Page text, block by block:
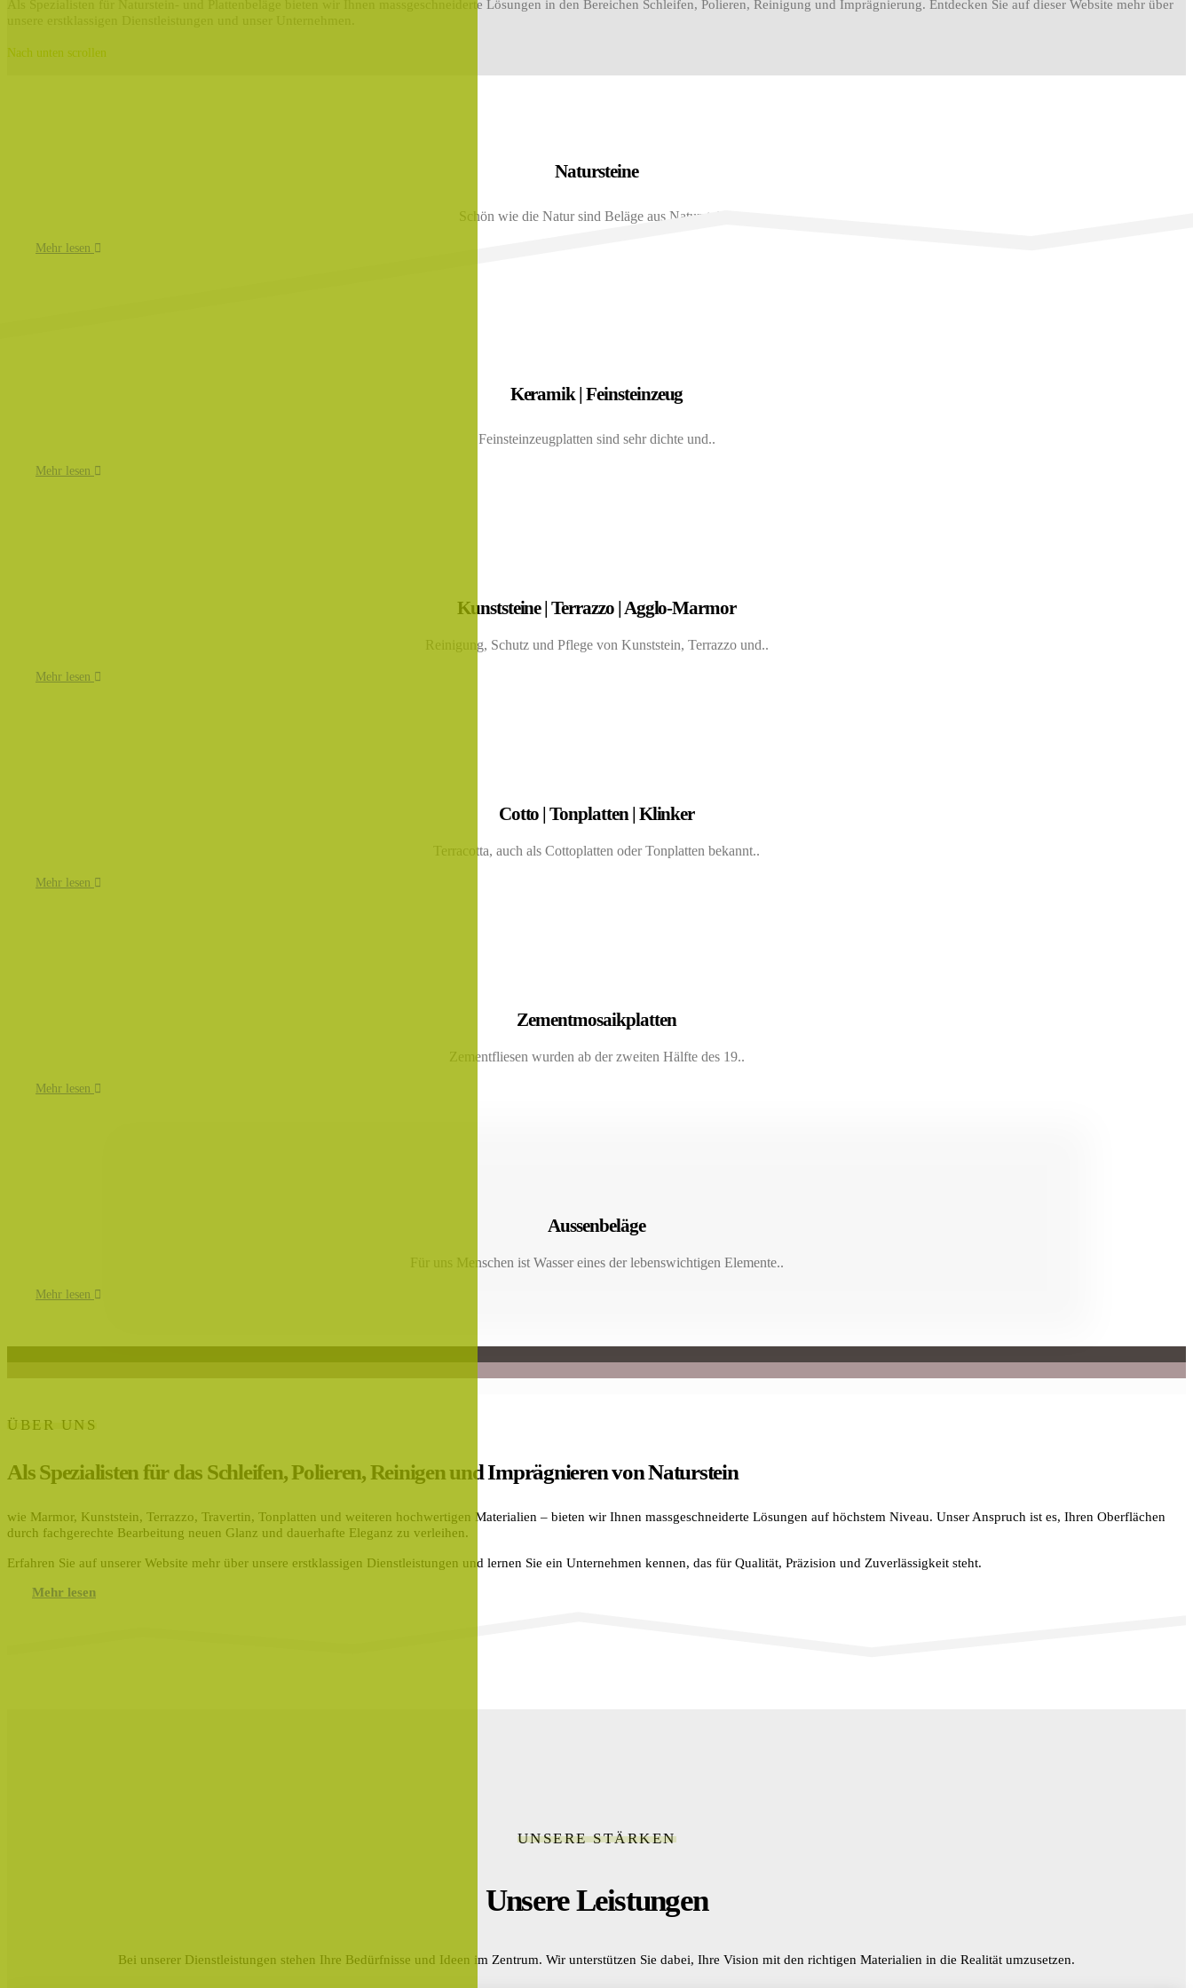
Als Spezialisten für Naturstein- und Plattenbeläge bieten wir Ihnen massgeschneiderte Lösungen in den Bereichen Schleifen, Polieren, Reinigung und Imprägnierung. Entdecken Sie auf dieser Website mehr über
Nach unten scrollen
Natursteine
Schön wie die Natur sind Beläge aus Naturstein..
Mehr lesen
Keramik | Feinsteinzeug
Feinsteinzeugplatten sind sehr dichte und..
Mehr lesen
Kunststeine | Terrazzo | Agglo-Marmor
Reinigung, Schutz und Pflege von Kunststein, Terrazzo und..
Mehr lesen
Cotto | Tonplatten | Klinker
Terracotta, auch als Cottoplatten oder Tonplatten bekannt..
Mehr lesen
Zementmosaikplatten
Zementfliesen wurden ab der zweiten Hälfte des 19..
Mehr lesen
Aussenbeläge
Für uns Menschen ist Wasser eines der lebenswichtigen Elemente..
Mehr lesen
ÜBER UNS
Als Spezialisten für das Schleifen, Polieren, Reinigen und Imprägnieren von Naturstein
wie Marmor, Kunststein, Terrazzo, Travertin, Tonplatten und weiteren hochwertigen Materialien – bieten wir Ihnen massgeschneiderte Lösungen auf höchstem Niveau. Unser Anspruch ist es, Ihren Oberflächen
durch fachgerechte Bearbeitung neuen Glanz und dauerhafte Eleganz zu verleihen.
Erfahren Sie auf unserer Website mehr über unsere erstklassigen Dienstleistungen und lernen Sie ein Unternehmen kennen, das für Qualität, Präzision und Zuverlässigkeit steht.
Mehr lesen
UNSERE STÄRKEN
Unsere Leistungen
Bei unserer Dienstleistungen stehen Ihre Bedürfnisse und Ideen im Zentrum. Wir unterstützen Sie dabei, Ihre Vision mit den richtigen Materialien in die Realität umzusetzen.